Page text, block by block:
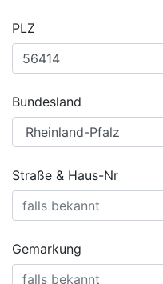
PLZ
Bundesland
Straße & Haus-Nr
Gemarkung